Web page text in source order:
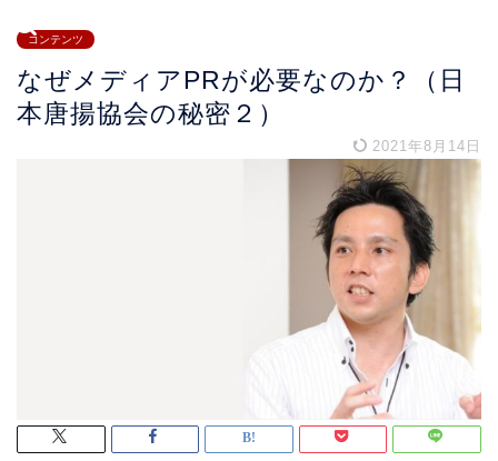
コンテンツ
なぜメディアPRが必要なのか？（日
本唐揚協会の秘密２）
2021年8月14日